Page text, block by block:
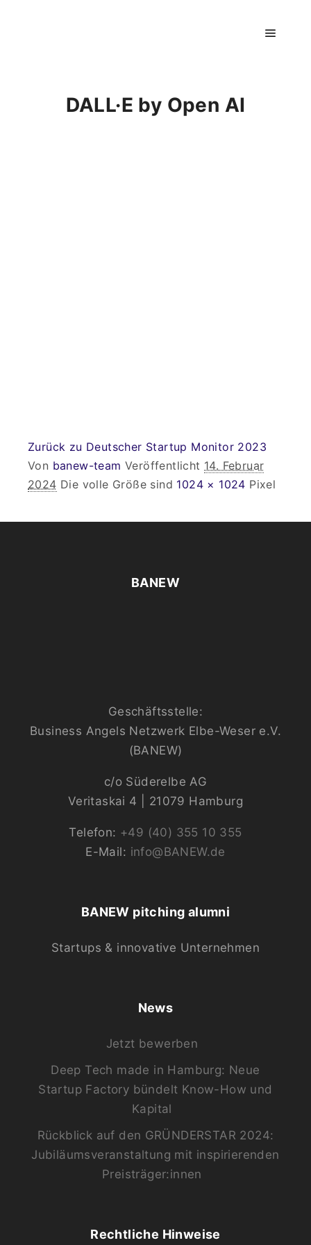
DALL·E by Open AI
Zurück zu Deutscher Startup Monitor 2023
Von banew-team Veröffentlicht 14. Februar
2024 Die volle Größe sind 1024 × 1024 Pixel
BANEW
Geschäftsstelle:
Business Angels Netzwerk Elbe-Weser e.V.
(BANEW)
c/o Süderelbe AG
Veritaskai 4 | 21079 Hamburg
Telefon: +49 (40) 355 10 355
E-Mail: info@BANEW.de
BANEW pitching alumni
Startups & innovative Unternehmen
News
Jetzt bewerben
Deep Tech made in Hamburg: Neue
Startup Factory bündelt Know-How und
Kapital
Rückblick auf den GRÜNDERSTAR 2024:
Jubiläumsveranstaltung mit inspirierenden
Preisträger:innen
Rechtliche Hinweise